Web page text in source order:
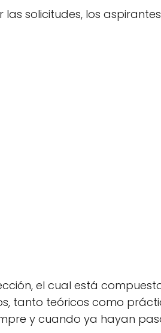
las solicitudes, los
el cual está
tanto teóricos como
y cuando ya hayan